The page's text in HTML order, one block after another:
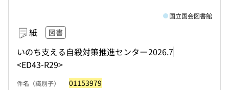
紙 図書
いのち支える自殺対策推進センター2026.7
<ED43-R29>
国立国会図書館
件名（識別子） 01153979